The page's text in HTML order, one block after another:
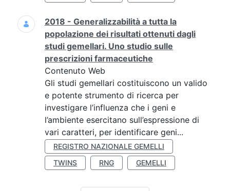
2018 - Generalizzabilità a tutta la
popolazione dei risultati ottenuti dagli
studi gemellari. Uno studio sulle
prescrizioni farmaceutiche
Contenuto Web
Gli studi gemellari costituiscono un valido
e potente strumento di ricerca per
investigare l’influenza che i geni e
l’ambiente esercitano sull’espressione di
vari caratteri, per identificare geni...
REGISTRO NAZIONALE GEMELLI
TWINS
RNG GEMELLI